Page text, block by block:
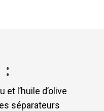
:
et l’huile d’olive
séparateurs